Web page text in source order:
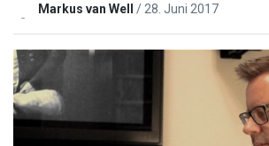
Markus van Well / 28. Juni 2017